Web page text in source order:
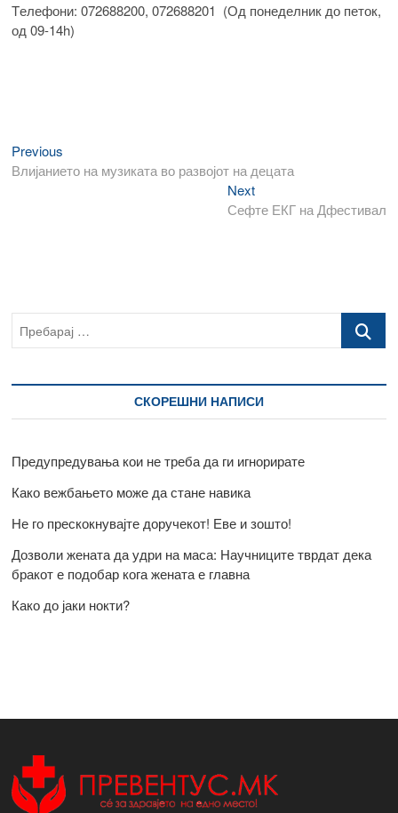
Tелефони: 072688200, 072688201 (Од понеделник до петок,
од 09-14h)
Навигација
на
Previous
post:
Влијанието на музиката во развојот на децата
NextNext
post:
Сефте ЕКГ на Дфестивал
Пребарај
СКОРЕШНИ НАПИСИ
Предупредувања кои не треба да ги игнорирате
Како вежбањето може да стане навика
Не го прескокнувајте доручекот! Еве и зошто!
Дозволи жената да удри на маса: Научниците тврдат дека
бракот е подобар кога жената е главна
Како до јаки нокти?